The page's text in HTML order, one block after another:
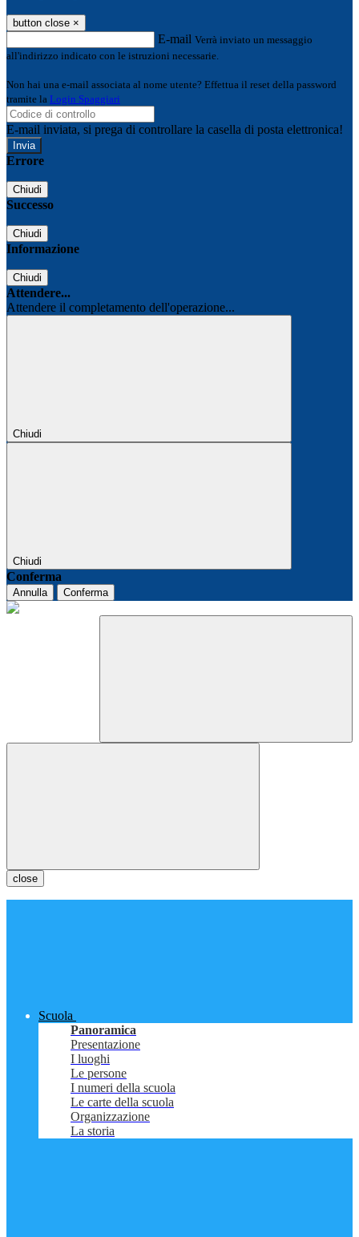
button close ×
E-mail Verrà inviato un messaggio
all'indirizzo indicato con le istruzioni necessarie.
Non hai una e-mail associata al nome utente? Effettua il reset della password
tramite la Login Spaggiari
E-mail inviata, si prega di controllare la casella di posta elettronica!
Errore
Chiudi
Successo
Chiudi
Informazione
Chiudi
Attendere...
Attendere il completamento dell'operazione...
Chiudi
Chiudi
Conferma
Annulla Conferma
close
Scuola
Panoramica
Presentazione
I luoghi
Le persone
I numeri della scuola
Le carte della scuola
Organizzazione
La storia